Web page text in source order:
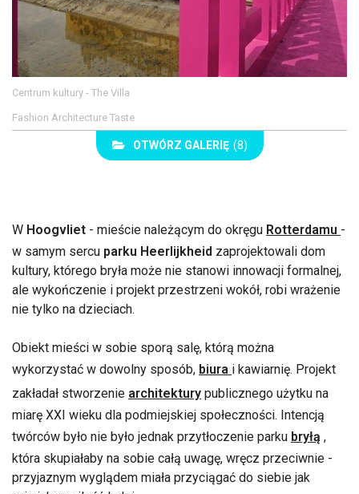
Centrum kultury - The Villa
Fashion Architecture Taste
OTWÓRZ GALERIĘ (8)
W Hoogvliet - mieście należącym do okręgu Rotterdamu -
w samym sercu parku Heerlijkheid zaprojektowali dom
kultury, którego bryła może nie stanowi innowacji formalnej,
ale wykończenie i projekt przestrzeni wokół, robi wrażenie
nie tylko na dzieciach.
Obiekt mieści w sobie sporą salę, którą można
wykorzystać w dowolny sposób, biura i kawiarnię. Projekt
zakładał stworzenie architektury publicznego użytku na
miarę XXI wieku dla podmiejskiej społeczności. Intencją
twórców było nie było jednak przytłoczenie parku bryłą ,
która skupiałaby na sobie całą uwagę, wręcz przeciwnie -
przyjaznym wyglądem miała przyciągać do siebie jak